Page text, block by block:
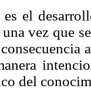
es el
vez que
del